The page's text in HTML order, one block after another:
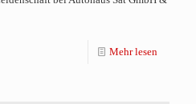
Mehr lesen